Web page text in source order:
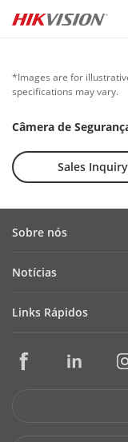
Skip to content
*Images are for
specifications may vary.
Câmera de
Sales Inquiry
Sobre nós
Cibersegurança
Sustentabilidade
Notícias
Casos de Sucesso
Links Rápidos
Ferramentas de